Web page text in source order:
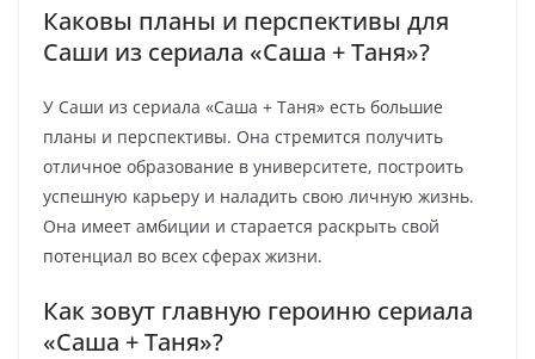
Каковы планы и перспективы для
Саши из сериала «Саша + Таня»?
У Саши из сериала «Саша + Таня» есть большие
планы и перспективы. Она стремится получить
отличное образование в университете, построить
успешную карьеру и наладить свою личную жизнь.
Она имеет амбиции и старается раскрыть свой
потенциал во всех сферах жизни.
Как зовут главную героиню сериала
«Саша + Таня»?